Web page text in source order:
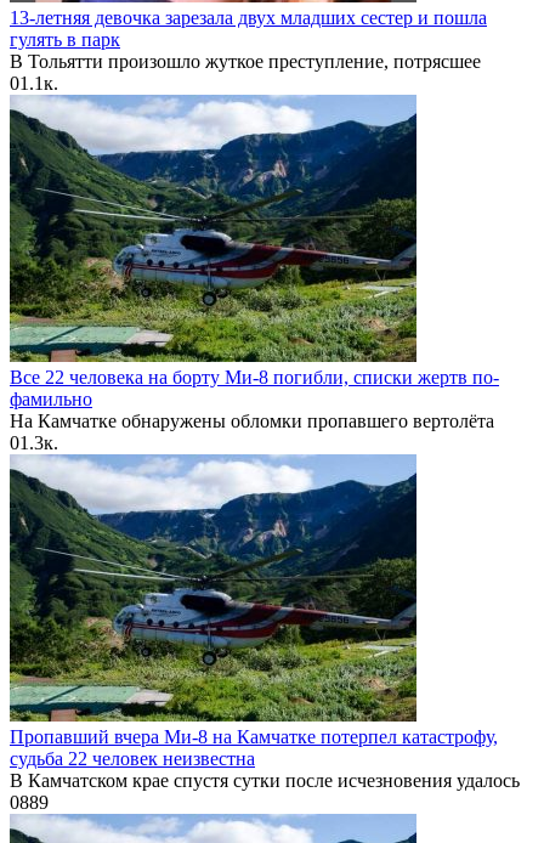
13-летняя девочка зарезала двух младших сестер и пошла
гулять в парк
В Тольятти произошло жуткое преступление, потрясшее
01.1к.
Все 22 человека на борту Ми-8 погибли, списки жертв по-
фамильно
На Камчатке обнаружены обломки пропавшего вертолёта
01.3к.
Пропавший вчера Ми-8 на Камчатке потерпел катастрофу,
судьба 22 человек неизвестна
В Камчатском крае спустя сутки после исчезновения удалось
0889